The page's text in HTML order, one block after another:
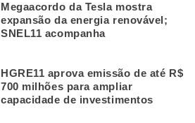
Megaacordo da Tesla mostra
expansão da energia renovável;
SNEL11 acompanha
HGRE11 aprova emissão de até R$
700 milhões para ampliar
capacidade de investimentos